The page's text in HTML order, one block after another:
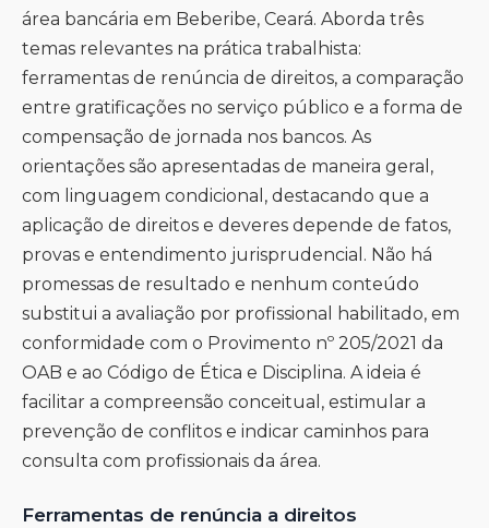
área bancária em Beberibe, Ceará. Aborda três
temas relevantes na prática trabalhista:
ferramentas de renúncia de direitos, a comparação
entre gratificações no serviço público e a forma de
compensação de jornada nos bancos. As
orientações são apresentadas de maneira geral,
com linguagem condicional, destacando que a
aplicação de direitos e deveres depende de fatos,
provas e entendimento jurisprudencial. Não há
promessas de resultado e nenhum conteúdo
substitui a avaliação por profissional habilitado, em
conformidade com o Provimento nº 205/2021 da
OAB e ao Código de Ética e Disciplina. A ideia é
facilitar a compreensão conceitual, estimular a
prevenção de conflitos e indicar caminhos para
consulta com profissionais da área.
Ferramentas de renúncia a direitos